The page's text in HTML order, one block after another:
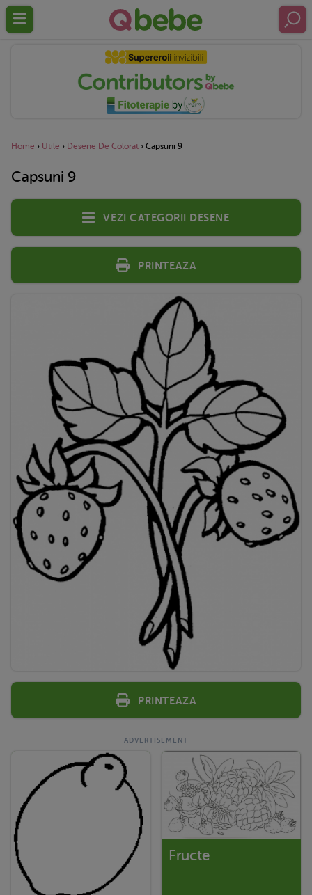
Home › Utile › Desene De Colorat › Capsuni 9
Capsuni 9
Vezi categorii desene
Printeaza
Printeaza
Fructe